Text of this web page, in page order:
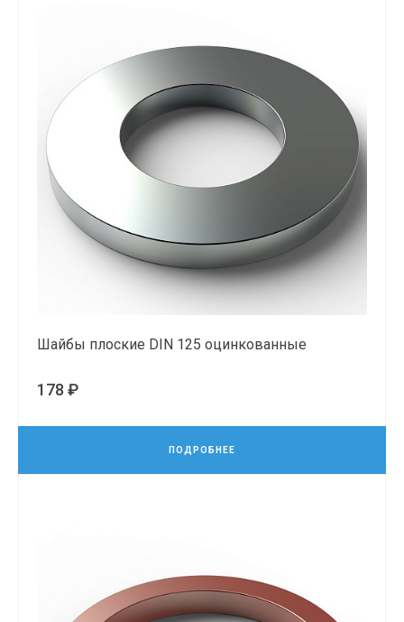
Шайбы плоские DIN 125 оцинкованные
178 ₽
ПОДРОБНЕЕ